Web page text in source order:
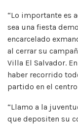
“Lo importante es
sea una fiesta
encarcelado
al cerrar su
Villa El Salvador.
haber recorrido
partido en el
“Llamo a la
que depositen su